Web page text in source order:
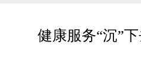
健康服务“沉”